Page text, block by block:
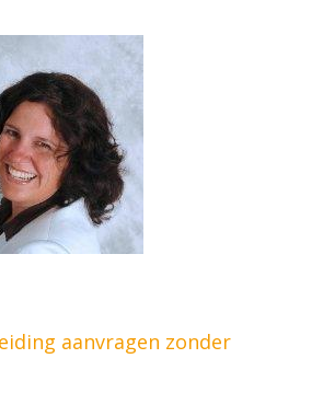
aanvragen zonder